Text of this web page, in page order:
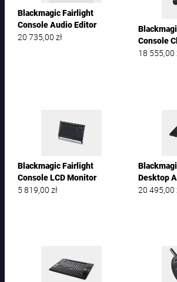
Blackmagic Fairlight
Console Audio Editor
20 735,00zł
Console
18 555,00
Blackmagic Fairlight
Console LCD Monitor
5 819,00zł
Desktop
20 495,00